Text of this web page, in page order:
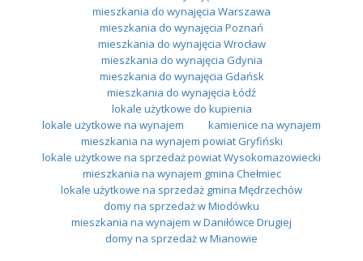
mieszkania do wynajęcia Warszawa
mieszkania do wynajęcia Poznań
mieszkania do wynajęcia Wrocław
mieszkania do wynajęcia Gdynia
mieszkania do wynajęcia Gdańsk
mieszkania do wynajęcia Łódź
lokale użytkowe do kupienia
lokale użytkowe na wynajem
kamienice na wynajem
mieszkania na wynajem powiat Gryfiński
lokale użytkowe na sprzedaż powiat Wysokomazowiecki
mieszkania na wynajem gmina Chełmiec
lokale użytkowe na sprzedaż gmina Mędrzechów
domy na sprzedaż w Miodówku
mieszkania na wynajem w Daniłówce Drugiej
domy na sprzedaż w Mianowie